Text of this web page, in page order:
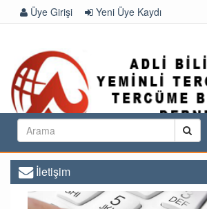
Üye Girişi Yeni Üye Kaydı
İletişim